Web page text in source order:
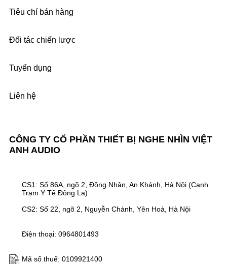
CÔNG TY CỔ PHẦN THIẾT BỊ NGHE NHÌN VIỆT
ANH AUDIO
Mã số thuế: 0109921400
Điện thoại: 0964801493
CS1: Số 86A, ngõ 2, Đồng Nhân, An Khánh, Hà Nội (Cạnh
Trạm Y Tế Đông La)
CS2: Số 22, ngõ 2, Nguyễn Chánh, Yên Hoà, Hà Nội
Tiêu chí bán hàng
Đối tác chiến lược
Tuyển dụng
Liên hệ